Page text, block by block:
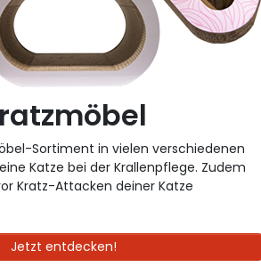
Sortiment in vielen verschiedenen
Katze bei der Krallenpflege. Zudem
Kratz-Attacken deiner Katze
Jetzt entdecken!